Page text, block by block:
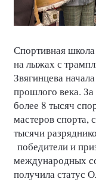
Спортивная
на лыжах с
Звягинцева
прошлого века.
более 8 тысяч
мастеров спорта,
тысячи
победители и
международных
получила статус